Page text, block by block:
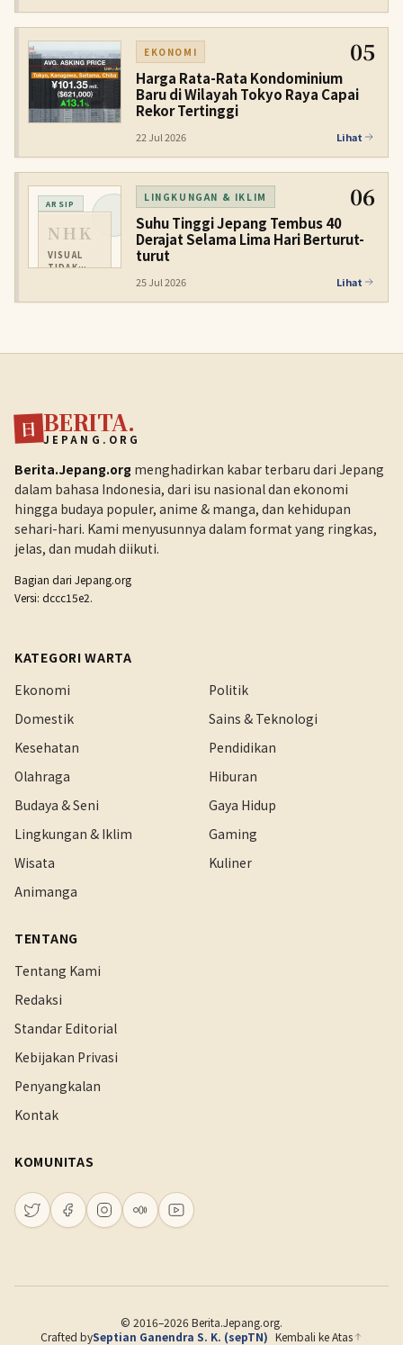
EKONOMI 05
Harga Rata-Rata Kondominium
Baru di Wilayah Tokyo Raya Capai
Rekor Tertinggi
22 Jul 2026 Lihat
ARSIP
NHK
VISUAL
TIDAK
LINGKUNGAN & IKLIM 06
Suhu Tinggi Jepang Tembus 40
Derajat Selama Lima Hari Berturut-
turut
25 Jul 2026 Lihat
日 BERITA.
JEPANG.ORG
Berita.Jepang.org menghadirkan kabar terbaru dari Jepang
dalam bahasa Indonesia, dari isu nasional dan ekonomi
hingga budaya populer, anime & manga, dan kehidupan
sehari-hari. Kami menyusunnya dalam format yang ringkas,
jelas, dan mudah diikuti.
Bagian dari Jepang.org
Versi: dccc15e2.
KATEGORI WARTA
Ekonomi
Politik
Domestik
Sains & Teknologi
Kesehatan
Pendidikan
Olahraga
Hiburan
Budaya & Seni
Gaya Hidup
Lingkungan & Iklim
Gaming
Wisata
Kuliner
Animanga
TENTANG
Tentang Kami
Redaksi
Standar Editorial
Kebijakan Privasi
Penyangkalan
Kontak
KOMUNITAS
© 2016–2026 Berita.Jepang.org.
Crafted bySeptian Ganendra S. K. (sepTN) Kembali ke Atas